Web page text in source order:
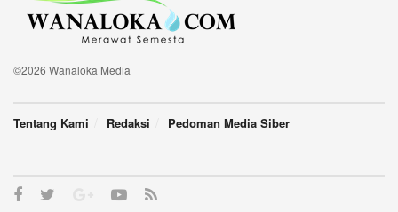
©2026 Wanaloka Media
Tentang Kami Redaksi Pedoman Media Siber